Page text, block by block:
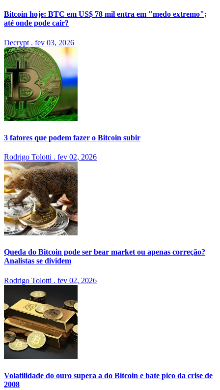
Bitcoin hoje: BTC em US$ 78 mil entra em "medo extremo";
até onde pode cair?
Decrypt . fev 03, 2026
3 fatores que podem fazer o Bitcoin subir
Rodrigo Tolotti . fev 02, 2026
Queda do Bitcoin pode ser bear market ou apenas correção?
Analistas se dividem
Rodrigo Tolotti . fev 02, 2026
Volatilidade do ouro supera a do Bitcoin e bate pico da crise de
2008